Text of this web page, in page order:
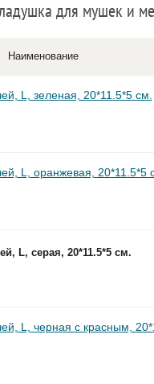
для мушек и
Наименование
L, зеленая, 20*11.5*5 см.
L, оранжевая, 20*11.5*5
L, серая, 20*11.5*5 см.
L, черная с красным,